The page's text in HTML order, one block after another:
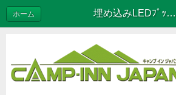
埋め込みLEDﾌﾟｯｼｭﾀﾞｳﾝﾗｲﾄ
ホーム